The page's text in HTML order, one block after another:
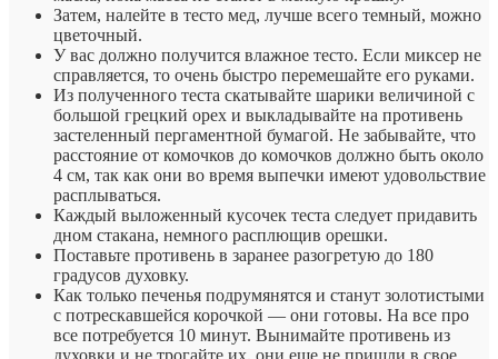
Затем, налейте в тесто мед, лучше всего темный, можно
цветочный.
У вас должно получится влажное тесто. Если миксер не
справляется, то очень быстро перемешайте его руками.
Из полученного теста скатывайте шарики величиной с
большой грецкий орех и выкладывайте на противень
застеленный пергаментной бумагой. Не забывайте, что
расстояние от комочков до комочков должно быть около
4 см, так как они во время выпечки имеют удовольствие
расплываться.
Каждый выложенный кусочек теста следует придавить
дном стакана, немного расплющив орешки.
Поставьте противень в заранее разогретую до 180
градусов духовку.
Как только печенья подрумянятся и станут золотистыми
с потрескавшейся корочкой — они готовы. На все про
все потребуется 10 минут. Вынимайте противень из
духовки и не трогайте их, они еще не пришли в свое